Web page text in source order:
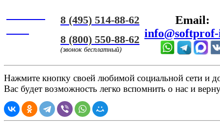
8 (495) 514-88-62
8 (800) 550-88-62
(звонок бесплатный)
Email:
Нажмите кнопку своей любимой социальной сети и
Вас будет возможность легко вспомнить о нас и